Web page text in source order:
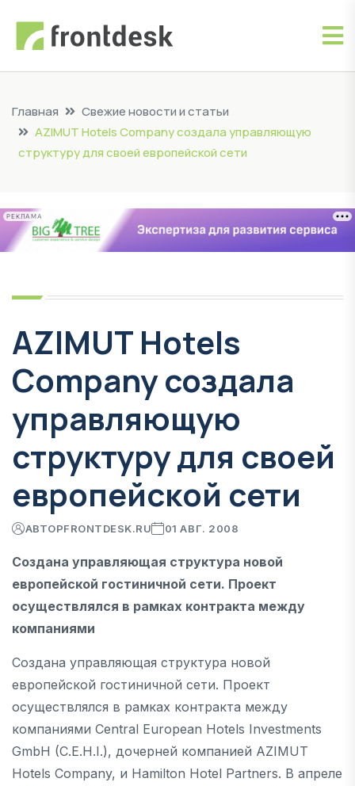
Главная
Свежие новости и статьи
AZIMUT Hotels Company создала управляющую
структуру для своей европейской сети
РЕКЛАМА
AZIMUT Hotels
Company создала
управляющую
структуру для своей
европейской сети
АВТОРFRONTDESK.RU 01 АВГ. 2008
Создана управляющая структура новой
европейской гостиничной сети. Проект
осуществлялся в рамках контракта между
компаниями
Создана управляющая структура новой
европейской гостиничной сети. Проект
осуществлялся в рамках контракта между
компаниями Central European Hotels Investments
GmbH (C.E.H.I.), дочерней компанией AZIMUT
Hotels Company, и Hamilton Hotel Partners. В апреле